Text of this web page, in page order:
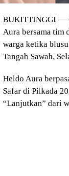
BUKITTINGGI —
Aura bersama tim
warga ketika
Tangah Sawah,
Heldo Aura
Safar di Pilkada
“Lanjutkan” dari